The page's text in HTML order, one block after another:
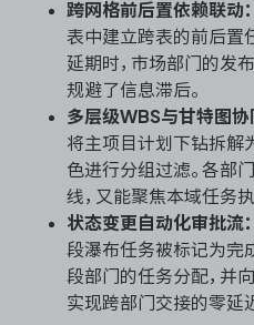
跨网格前后置依赖联动：
表中建立跨表的前后置
延期时，市场部门的发
规避了信息滞后。
多层级WBS与甘特图协
将主项目计划下钻拆解
色进行分组过滤。各部
线，又能聚焦本域任务执
状态变更自动化审批流：
段瀑布任务被标记为完
段部门的任务分配，并
实现跨部门交接的零延